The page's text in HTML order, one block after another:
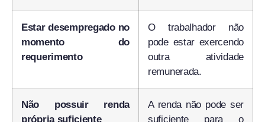
Estar desempregado no
momento do
requerimento
O trabalhador não
pode estar exercendo
outra atividade
remunerada.
Não possuir renda
própria suficiente
A renda não pode ser
suficiente para o